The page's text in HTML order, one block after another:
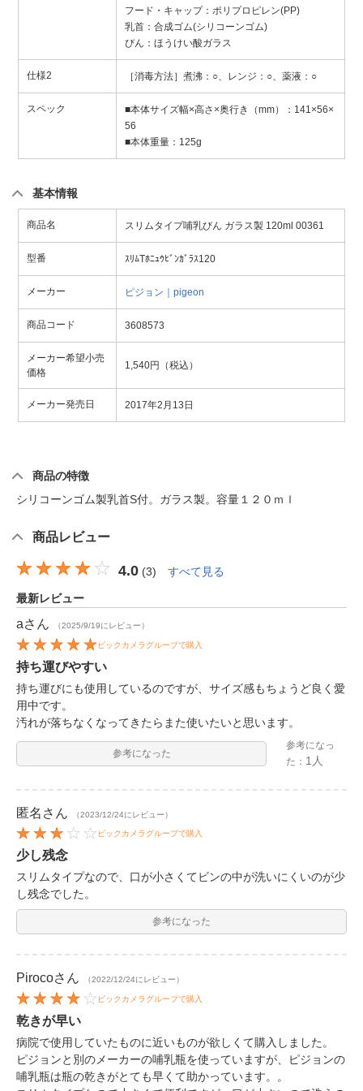
フード・キャップ：ポリプロピレン(PP)
乳首：合成ゴム(シリコーンゴム)
びん：ほうけい酸ガラス
仕様2 ［消毒方法］煮沸：○、レンジ：○、薬液：○
スペック
■本体サイズ幅×高さ×奥行き（mm）：141×56×
56
■本体重量：125g
基本情報
商品名 スリムタイプ哺乳びん ガラス製 120ml 00361
型番 ｽﾘﾑTﾎﾆｭｳﾋﾞﾝｶﾞﾗｽ120
メーカー ピジョン｜pigeon
商品コード 3608573
メーカー希望小売
価格
1,540円（税込）
メーカー発売日 2017年2月13日
商品の特徴
シリコーンゴム製乳首S付。ガラス製。容量１２０ｍｌ
商品レビュー
4.0 (3) すべて見る
最新レビュー
aさん （2025/9/19にレビュー）
ビックカメラグループで購入
持ち運びやすい
持ち運びにも使用しているのですが、サイズ感もちょうど良く愛
用中です。
汚れが落ちなくなってきたらまた使いたいと思います。
参考になった
参考になっ
た： 1人
匿名 さん （2023/12/24にレビュー）
ビックカメラグループで購入
少し残念
スリムタイプなので、口が小さくてビンの中が洗いにくいのが少
し残念でした。
参考になった
Pirocoさん （2022/12/24にレビュー）
ビックカメラグループで購入
乾きが早い
病院で使用していたものに近いものが欲しくて購入しました。
ピジョンと別のメーカーの哺乳瓶を使っていますが、ピジョンの
哺乳瓶は瓶の乾きがとても早くて助かっています。。